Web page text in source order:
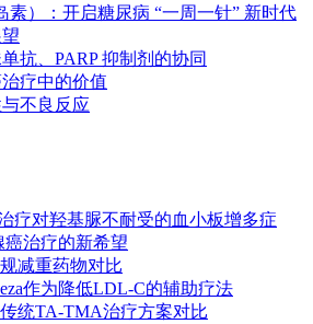
素）：开启糖尿病 “一周一针” 新时代
抗、PARP 抑制剂的协同
疗中的价值
不良反应
疗对羟基脲不耐受的血小板增多症
治疗的新希望
减重药物对比
作为降低LDL-C的辅助疗法
统TA-TMA治疗方案对比